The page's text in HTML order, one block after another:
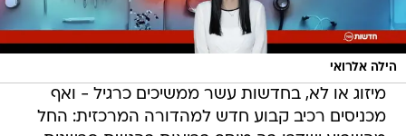
הילה אלרואי
מיזוג או לא, בחדשות עשר ממשיכים כרגיל - ואף
מכניסים רכיב קבוע חדש למהדורה המרכזית: החל